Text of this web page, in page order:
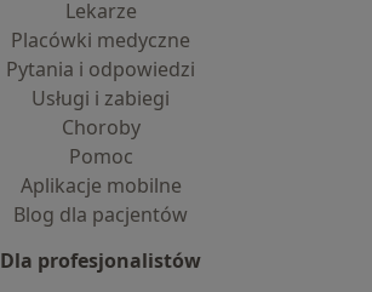
Lekarze
Placówki medyczne
Pytania i odpowiedzi
Usługi i zabiegi
Choroby
Pomoc
Aplikacje mobilne
Blog dla pacjentów
Dla profesjonalistów